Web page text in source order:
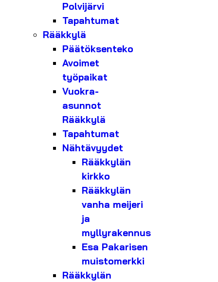
Polvijärvi
Tapahtumat
Rääkkylä
Päätöksenteko
Avoimet
työpaikat
Vuokra-
asunnot
Rääkkylä
Tapahtumat
Nähtävyydet
Rääkkylän
kirkko
Rääkkylän
vanha meijeri
ja
myllyrakennus
Esa Pakarisen
muistomerkki
Rääkkylän